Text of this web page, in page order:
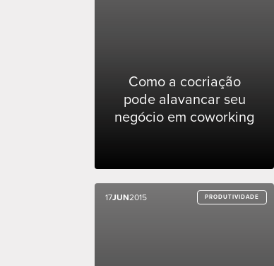
Como a cocriação
pode alavancar seu
negócio em coworking
17JUN2015 PRODUTIVIDADE
17JUN2015 PRODUTIVIDADE